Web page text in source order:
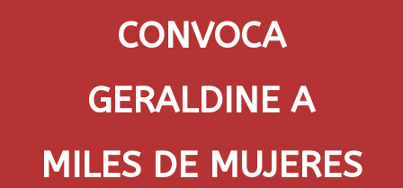
CONVOCA
GERALDINE A
MILES DE MUJERES